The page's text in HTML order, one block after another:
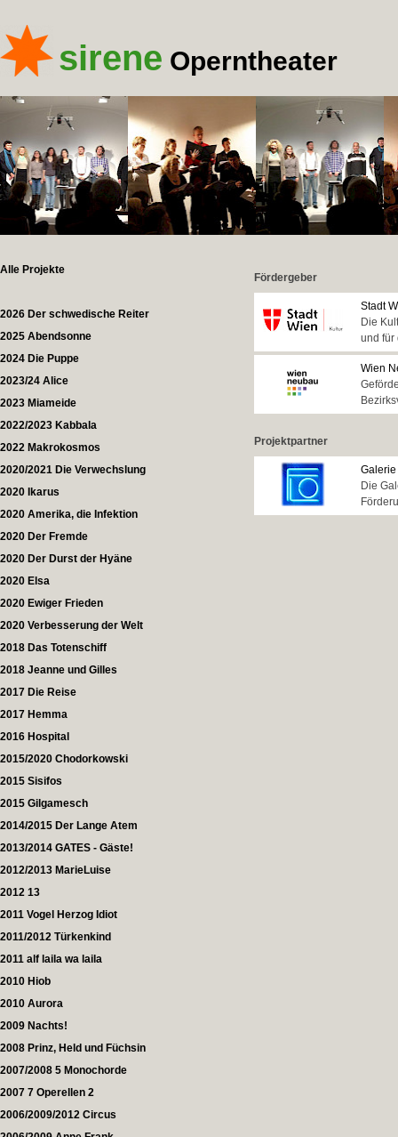
sirene Operntheater
Alle Projekte
2026 Der schwedische Reiter
2025 Abendsonne
2024 Die Puppe
2023/24 Alice
2023 Miameide
2022/2023 Kabbala
2022 Makrokosmos
2020/2021 Die Verwechslung
2020 Ikarus
2020 Amerika, die Infektion
2020 Der Fremde
2020 Der Durst der Hyäne
2020 Elsa
2020 Ewiger Frieden
2020 Verbesserung der Welt
2018 Das Totenschiff
2018 Jeanne und Gilles
2017 Die Reise
2017 Hemma
2016 Hospital
2015/2020 Chodorkowski
2015 Sisifos
2015 Gilgamesch
2014/2015 Der Lange Atem
2013/2014 GATES - Gäste!
2012/2013 MarieLuise
2012 13
2011 Vogel Herzog Idiot
2011/2012 Türkenkind
2011 alf laila wa laila
2010 Hiob
2010 Aurora
2009 Nachts!
2008 Prinz, Held und Füchsin
2007/2008 5 Monochorde
2007 7 Operellen 2
2006/2009/2012 Circus
Fördergeber
Stadt
Die
und für
Wien
Projektpartner
Die